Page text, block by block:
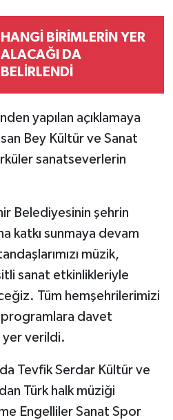
HANGİ BİRİMLERİN YER
ALACAĞI DA
BELİRLENDİ
yapılan açıklamaya
Bey Kültür ve Sanat
sanatseverlerin
Belediyesinin şehrin
katkı sunmaya devam
müzik,
sanat etkinlikleriyle
Tüm hemşehrilerimizi
davet
verildi.
Tevfik Serdar Kültür ve
Türk halk müziği
Engelliler Sanat Spor